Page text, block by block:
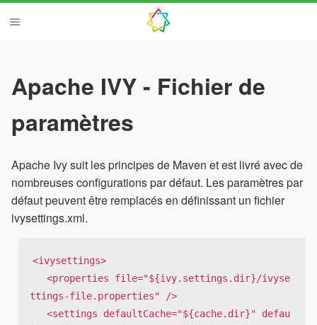
Apache IVY - Fichier de
paramètres
Apache Ivy suit les principes de Maven et est livré avec de
nombreuses configurations par défaut. Les paramètres par
défaut peuvent être remplacés en définissant un fichier
ivysettings.xml.
<ivysettings>
ttings-file.properties" />